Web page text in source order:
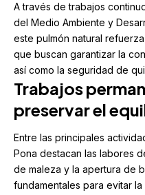
A través de trabajos
del Medio Ambiente y
este pulmón natural
que buscan garantizar la
así como la seguridad de
Trabajos
preservar el
Entre las principales
Pona destacan las labores
de maleza y la apertura de
fundamentales para evitar